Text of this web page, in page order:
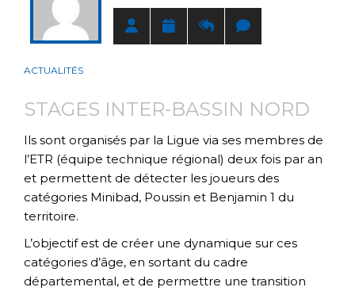
ACTUALITÉS
STAGES INTER-BASSIN NORD
Ils sont organisés par la Ligue via ses membres de
l’ETR (équipe technique régional) deux fois par an
et permettent de détecter les joueurs des
catégories Minibad, Poussin et Benjamin 1 du
territoire.
L’objectif est de créer une dynamique sur ces
catégories d’âge, en sortant du cadre
départemental, et de permettre une transition